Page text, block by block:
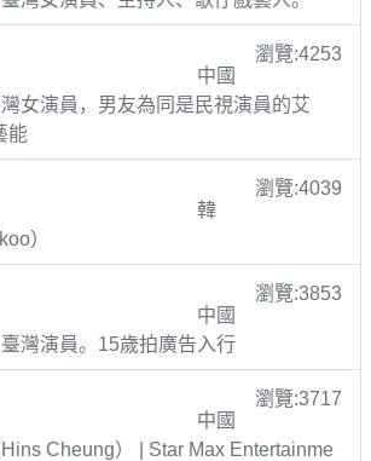
瀏覽:4253
中國
女演員，男友為同是民視演員的艾
能
瀏覽:4039
韓
）
瀏覽:3853
中國
灣演員。15歲拍廣告入行
瀏覽:3717
中國
Cheung） | Star Max Entertainme